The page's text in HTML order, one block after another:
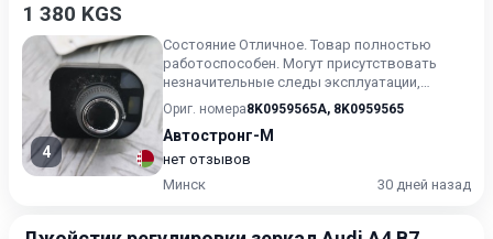
1 380 KGS
4
Состояние Отличное. Товар полностью
работоспособен. Могут присутствовать
незначительные следы эксплуатации,
царапины на лакокрасочном покрыт...
Ориг. номера8K0959565A, 8K0959565
Автостронг-М
нет отзывов
Минск
30 дней назад